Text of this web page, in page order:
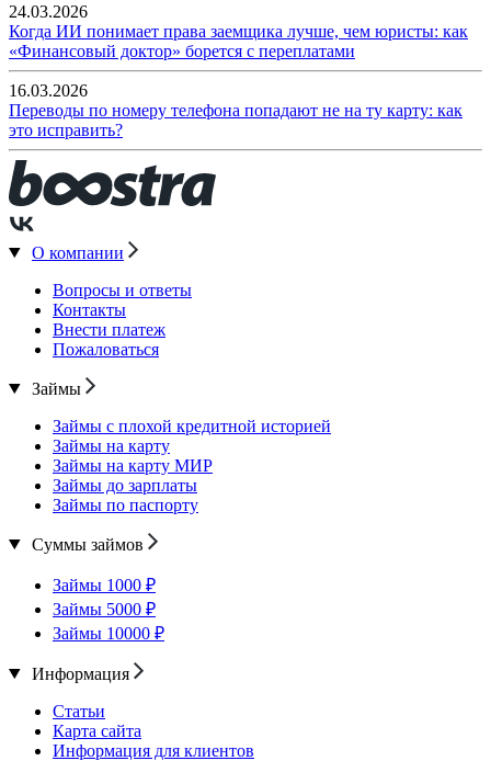
24.03.2026
Когда ИИ понимает права заемщика лучше, чем юристы: как
«Финансовый доктор» борется с переплатами
16.03.2026
Переводы по номеру телефона попадают не на ту карту: как
это исправить?
О компании
Вопросы и ответы
Контакты
Внести платеж
Пожаловаться
Займы
Займы с плохой кредитной историей
Займы на карту
Займы на карту МИР
Займы до зарплаты
Займы по паспорту
Суммы займов
Займы 1000 ₽
Займы 5000 ₽
Займы 10000 ₽
Информация
Статьи
Карта сайта
Информация для клиентов